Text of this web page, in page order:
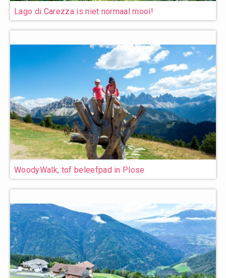
Lago di Carezza is niet normaal mooi!
WoodyWalk, tof beleefpad in Plose